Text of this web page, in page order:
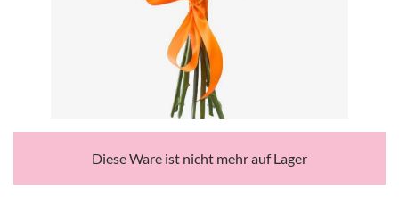
Diese Ware ist nicht mehr auf Lager